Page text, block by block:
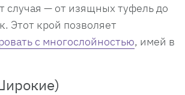
случая — от изящных туфель до
Этот крой позволяет
с многослойностью, имей в